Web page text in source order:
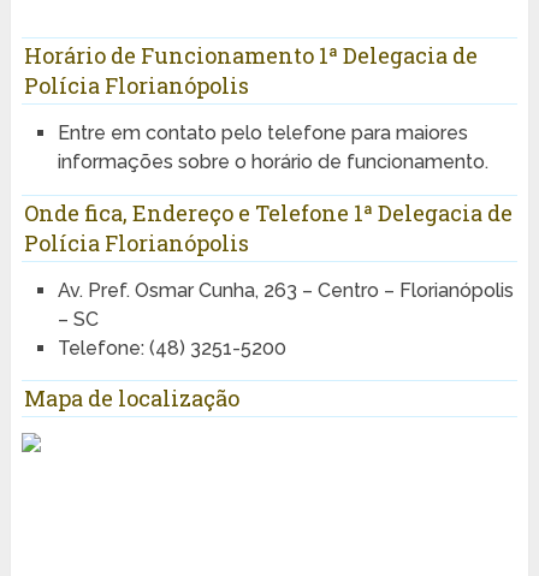
Horário de Funcionamento 1ª Delegacia de
Polícia Florianópolis
Entre em contato pelo telefone para maiores
informações sobre o horário de funcionamento.
Onde fica, Endereço e Telefone 1ª Delegacia de
Polícia Florianópolis
Av. Pref. Osmar Cunha, 263 – Centro – Florianópolis
– SC
Telefone: (48) 3251-5200
Mapa de localização